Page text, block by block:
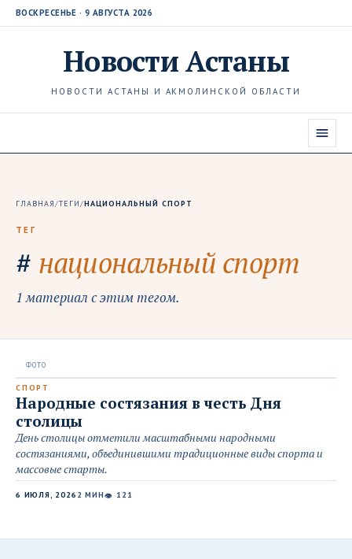
ВОСКРЕСЕНЬЕ · 9 АВГУСТА 2026
НовостиАстаны
НОВОСТИ АСТАНЫ И АКМОЛИНСКОЙ ОБЛАСТИ
ГЛАВНАЯ/ТЕГИ/НАЦИОНАЛЬНЫЙ СПОРТ
ТЕГ
# национальный спорт
1 материал с этим тегом.
СПОРТ
Народные состязания в честь Дня
столицы
День столицы отметили масштабными народными
состязаниями, объединившими традиционные виды спорта и
массовые старты.
6 ИЮЛЯ, 2026 2 МИН👁 121